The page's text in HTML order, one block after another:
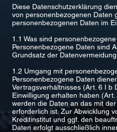
Diese Datenschutzerklärung
von personenbezogenen Daten
personenbezogenen Daten im
1.1 Was sind
Personenbezogene Daten sind
Grundsatz der
1.2 Umgang mit
Personenbezogene Daten
Vertragsverhältnisses (Art. 6 I b
Einwilligung erhalten haben
werden die Daten an das mit
erforderlich ist. Zur Abwicklung
Kreditinstitut und ggf. den
Daten erfolgt ausschließlich